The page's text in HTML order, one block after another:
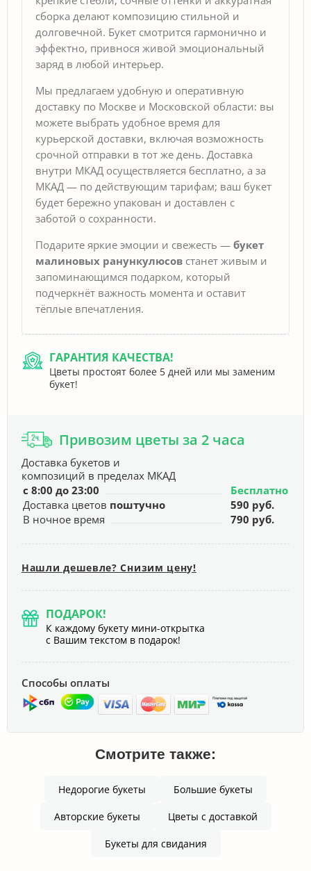
сборка делают композицию стильной и
долговечной. Букет смотрится гармонично и
эффектно, привнося живой эмоциональный
заряд в любой интерьер.
Мы предлагаем удобную и оперативную
доставку по Москве и Московской области: вы
можете выбрать удобное время для
курьерской доставки, включая возможность
срочной отправки в тот же день. Доставка
внутри МКАД осуществляется бесплатно, а за
МКАД — по действующим тарифам; ваш букет
будет бережно упакован и доставлен с
заботой о сохранности.
Подарите яркие эмоции и свежесть — букет
малиновых ранункулюсов станет живым и
запоминающимся подарком, который
подчеркнёт важность момента и оставит
тёплые впечатления.
ГАРАНТИЯ КАЧЕСТВА!
Цветы простоят более 5 дней или мы заменим
букет!
Привозим цветы за 2 часа
Доставка букетов и
композиций в пределах МКАД
с 8:00 до 23:00
Бесплатно
Доставка цветов поштучно
590 руб.
В ночное время
790 руб.
Нашли дешевле? Снизим цену!
ПОДАРОК!
К каждому букету мини-открытка
с Вашим текстом в подарок!
Способы оплаты
Смотрите также:
Недорогие букеты Большие букеты
Авторские букеты Цветы с доставкой
Букеты для свидания